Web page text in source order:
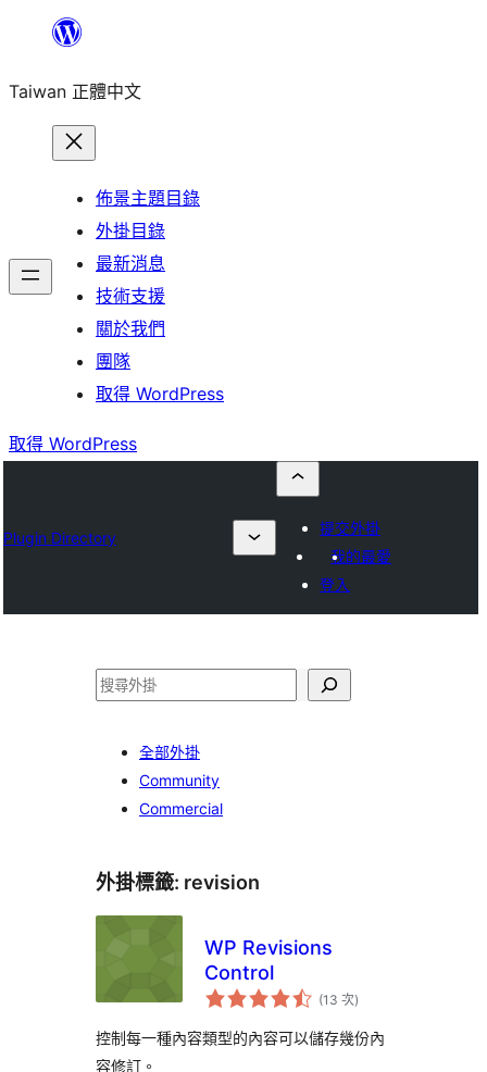
主
Taiwan 正體中文
佈景主題目錄
外掛目錄
最新消息
技術支援
關於我們
團隊
取得 WordPress
取得 WordPress
Plugin Directory
提交外掛
我的最愛
登入
搜
全部外掛
Community
Commercial
外掛標籤: revision
WP Revisions
Control
(13 次評
分
數
)
控制每一種內容類型的內容可以儲存幾份內
容修訂。